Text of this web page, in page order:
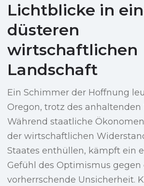
Lichtblicke in
düsteren
wirtschaftlichen
Landschaft
Ein Schimmer der Hoffnung
Oregon, trotz des anhaltenden
Während staatliche
der wirtschaftlichen
Staates enthüllen, kämpft ein
Gefühl des Optimismus gegen
vorherrschende Unsicherheit.